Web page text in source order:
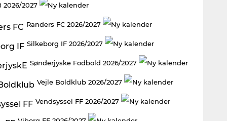
2026/2027
Randers FC 2026/2027
Silkeborg IF 2026/2027
Sønderjyske Fodbold 2026/2027
Vejle Boldklub 2026/2027
Vendsyssel FF 2026/2027